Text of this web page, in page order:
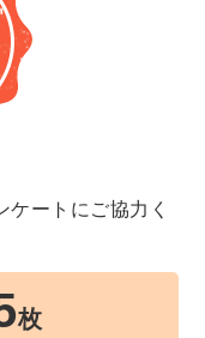
ケートにご協力く
枚